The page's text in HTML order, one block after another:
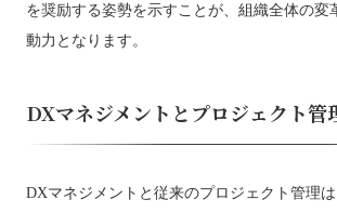
を奨励する姿勢を示すことが、組織全体の変
動力となります。
DXマネジメントとプロジェクト管
DXマネジメントと従来のプロジェクト管理